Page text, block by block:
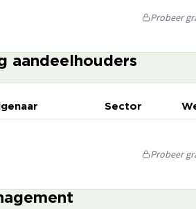
Probeer
aandeelhouders
Sector
Probeer